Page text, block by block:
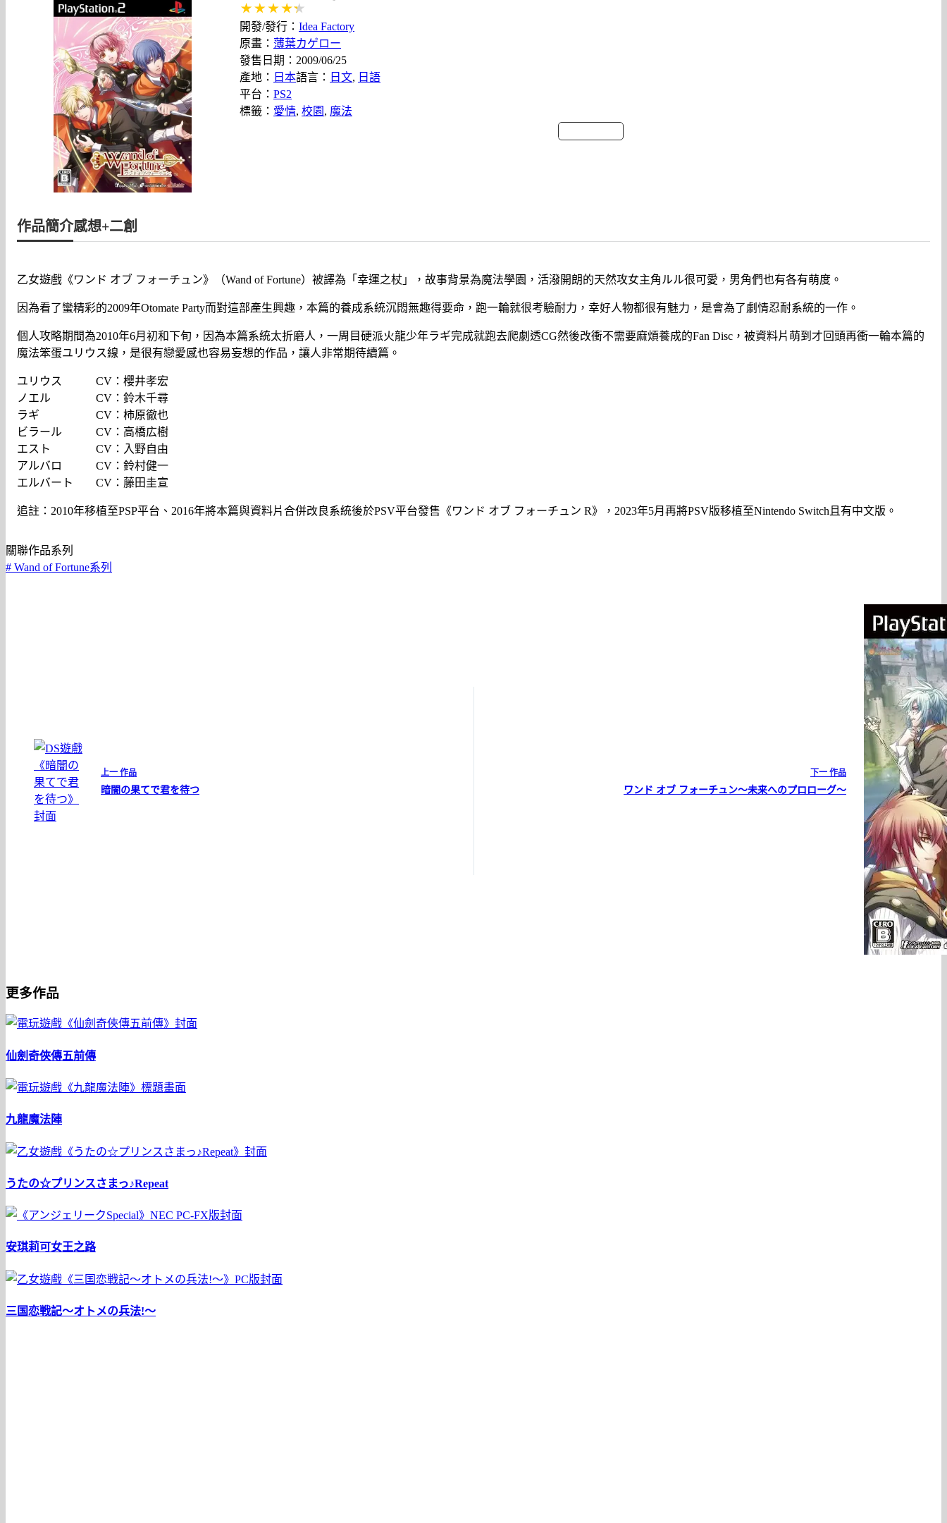
開發/發行： Idea Factory
原畫： 薄葉カゲロー
發售日期：2009/06/25
產地： 日本語言： 日文, 日語
平台： PS2
標籤： 愛情, 校園 , 魔法
作品簡介感想+二創
乙女遊戲《ワンド オブ フォーチュン》（Wand of Fortune）被譯為「幸運之杖」，故事背景為魔法學園，活潑開朗的天然攻女主角ルル很可愛，男角們也有各有萌度。
因為看了蠻精彩的2009年Otomate Party而對這部產生興趣，本篇的養成系統沉悶無趣得要命，跑一輪就很考驗耐力，幸好人物都很有魅力，是會為了劇情忍耐系統的一作。
個人攻略期間為2010年6月初和下旬，因為本篇系統太折磨人，一周目硬派火龍少年ラギ完成就跑去爬劇透CG然後改衝不需要麻煩養成的Fan Disc，被資料片萌到才回頭再衝一輪本篇的
魔法笨蛋ユリウス線，是很有戀愛感也容易妄想的作品，讓人非常期待續篇。
ユリウス CV：櫻井孝宏
ノエル CV：鈴木千尋
ラギ CV：柿原徹也
ビラール CV：高橋広樹
エスト CV：入野自由
アルバロ CV：鈴村健一
エルバート CV：藤田圭宣
追註：2010年移植至PSP平台、2016年將本篇與資料片合併改良系統後於PSV平台發售《ワンド オブ フォーチュン R》，2023年5月再將PSV版移植至Nintendo Switch且有中文版。
關聯作品系列
# Wand of Fortune系列
上一 作品
暗闇の果てで君を待つ
下一 作品
ワンド オブ フォーチュン〜未来へのプロローグ〜
更多作品
仙劍奇俠傳五前傳
九龍魔法陣
うたの☆プリンスさまっ♪Repeat
安琪莉可女王之路
三国恋戦記〜オトメの兵法!〜